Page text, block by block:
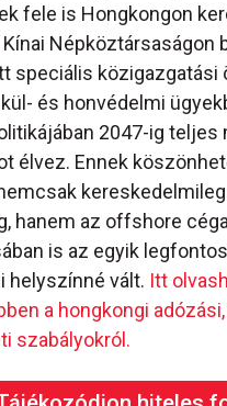
fele is Hongkongon
Népköztársaságon
speciális közigazgatási
és honvédelmi
2047-ig teljes
élvez. Ennek
hanem az offshore
is az egyik
helyszínné vált. Itt
a hongkongi
szabályokról.